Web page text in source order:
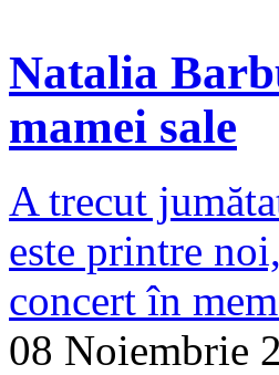
Natalia
mamei sale
A trecut
este printre
concert în
08 Noiembrie